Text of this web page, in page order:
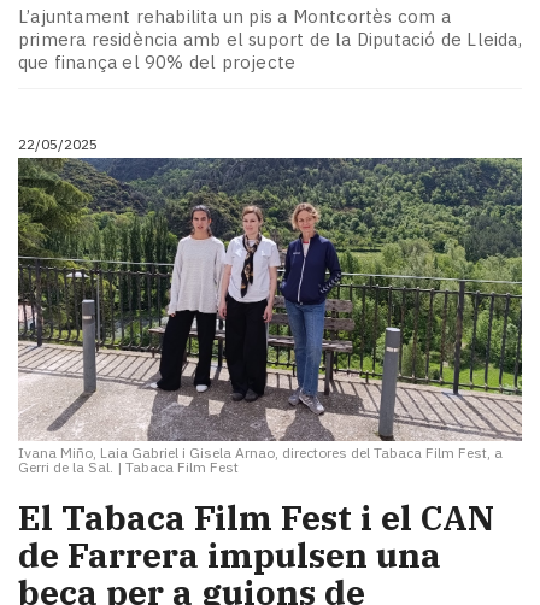
L’ajuntament rehabilita un pis a Montcortès com a
primera residència amb el suport de la Diputació de Lleida,
que finança el 90% del projecte
22/05/2025
Ivana Miño, Laia Gabriel i Gisela Arnao, directores del Tabaca Film Fest, a
Gerri de la Sal. | Tabaca Film Fest
El Tabaca Film Fest i el CAN
de Farrera impulsen una
beca per a guions de